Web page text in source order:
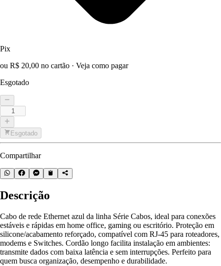
Pix
ou R$ 20,00 no cartão · Veja como pagar
Esgotado
Esgotado
Compartilhar
Descrição
Cabo de rede Ethernet azul da linha Série Cabos, ideal para conexões
estáveis e rápidas em home office, gaming ou escritório. Proteção em
silicone/acabamento reforçado, compatível com RJ-45 para roteadores,
modems e Switches. Cordão longo facilita instalação em ambientes:
transmite dados com baixa latência e sem interrupções. Perfeito para
quem busca organização, desempenho e durabilidade.